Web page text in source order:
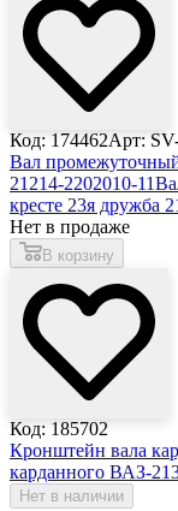
Код: 174462Арт:
Вал
21214-2202010-11
кресте 23я дружба
Нет в продаже
В корзину
Код: 185702
Кронштейн вала
карданного ВАЗ-
Нет в наличии